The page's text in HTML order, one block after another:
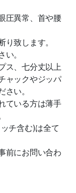
圧異常、首や腰
り致します。
。
ス、七分丈以上
ャックやジッパ
い。
ている方は薄手
チ含む)は全て
前にお問い合わ